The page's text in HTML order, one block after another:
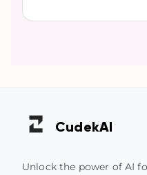
CudekAI
Unlock the power of AI